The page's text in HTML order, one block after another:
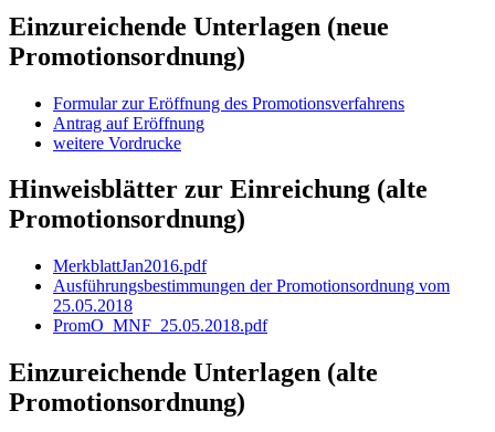
Einzureichende Unterlagen (neue
Promotionsordnung)
Formular zur Eröffnung des Promotionsverfahrens
Antrag auf Eröffnung
weitere Vordrucke
Hinweisblätter zur Einreichung (alte
Promotionsordnung)
MerkblattJan2016.pdf
Ausführungsbestimmungen der Promotionsordnung vom
25.05.2018
PromO_MNF_25.05.2018.pdf
Einzureichende Unterlagen (alte
Promotionsordnung)